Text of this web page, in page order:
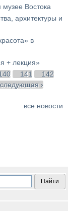
музее Востока
архитектуры и
в
+ лекция»
141
142
следующая ›
все новости